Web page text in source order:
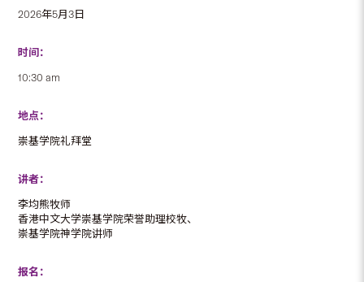
2026年5月3日
时间：
10:30 am
地点：
崇基学院礼拜堂
讲者：
李均熊牧师
香港中文大学崇基学院荣誉助理校牧、
崇基学院神学院讲师
报名：